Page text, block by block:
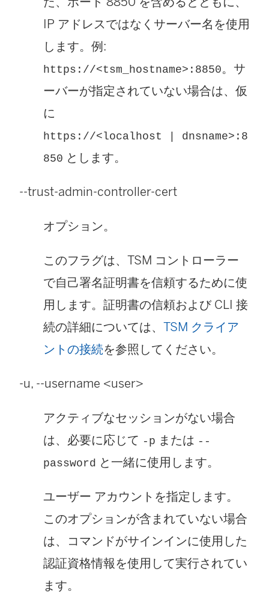
IP アドレスではなくサーバー名を使用
します。例:
https://<tsm_hostname>:8850。サ
ーバーが指定されていない場合は、仮
に
https://<localhost | dnsname>:8
850 とします。
--trust-admin-controller-cert
オプション。
このフラグは、TSM コントローラー
で自己署名証明書を信頼するために使
用します。証明書の信頼および CLI 接
続の詳細については、 TSM クライア
ントの接続を参照してください。
-u, --username <user>
アクティブなセッションがない場合
は、必要に応じて -p または --
password と一緒に使用します。
ユーザー アカウントを指定します。
このオプションが含まれていない場合
は、コマンドがサインインに使用した
認証資格情報を使用して実行されてい
ます。